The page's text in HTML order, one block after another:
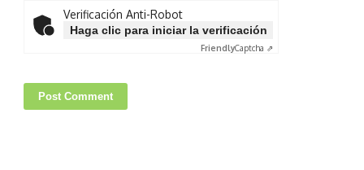
Verificación Anti-Robot
Haga clic para iniciar la verificación
FriendlyCaptcha ⇗